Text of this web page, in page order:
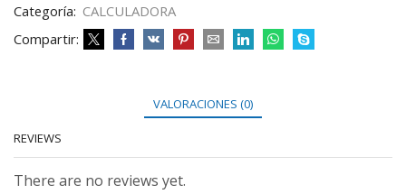
Categoría: CALCULADORA
Compartir:
VALORACIONES (0)
REVIEWS
There are no reviews yet.